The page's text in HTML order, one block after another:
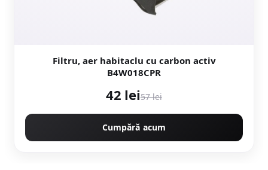
Filtru, aer habitaclu cu carbon activ
B4W018CPR
42 lei57 lei
Cumpără acum